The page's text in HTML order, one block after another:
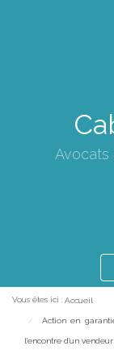
Avocats
Vous êtes ici : Accueil
Action en
l'encontre d'un